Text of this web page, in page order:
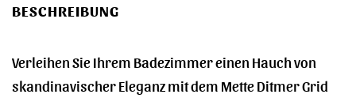
BESCHREIBUNG
Verleihen Sie Ihrem Badezimmer einen Hauch von
skandinavischer Eleganz mit dem Mette Ditmer Grid